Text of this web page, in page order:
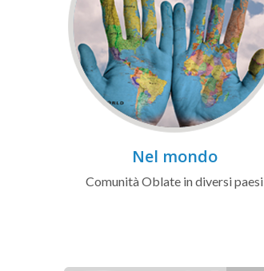
Nel mondo
Comunità Oblate in diversi paesi